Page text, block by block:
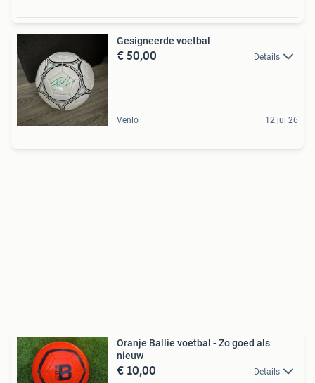
Gesigneerde voetbal
€ 50,00 Details
Venlo 12 jul 26
Oranje Ballie voetbal - Zo goed als
nieuw
€ 10,00 Details